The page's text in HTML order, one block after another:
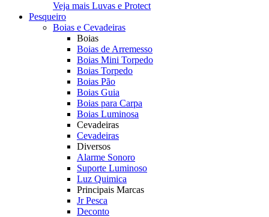
Veja mais Luvas e Protect
Pesqueiro
Boias e Cevadeiras
Boias
Boias de Arremesso
Boias Mini Torpedo
Boias Torpedo
Boias Pão
Boias Guia
Boias para Carpa
Boias Luminosa
Cevadeiras
Cevadeiras
Diversos
Alarme Sonoro
Suporte Luminoso
Luz Quimica
Principais Marcas
Jr Pesca
Deconto